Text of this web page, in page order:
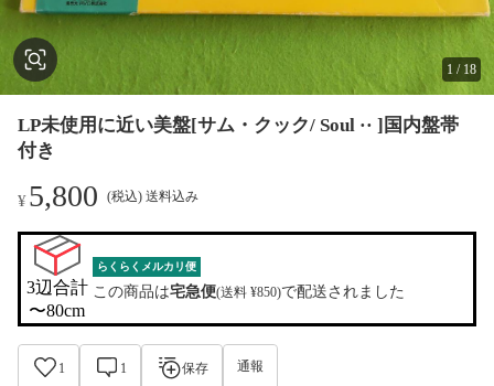
1 / 18
LP未使用に近い美盤[サム・クック/ Soul ·· ]国内盤帯
付き
¥5,800 (税込) 送料込み
3辺合計
〜80cm
らくらくメルカリ便
この商品は宅急便(送料 ¥850)で配送されました
1 1 保存 通報